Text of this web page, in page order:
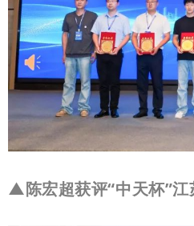
▲陈宏超获评“中天杯”